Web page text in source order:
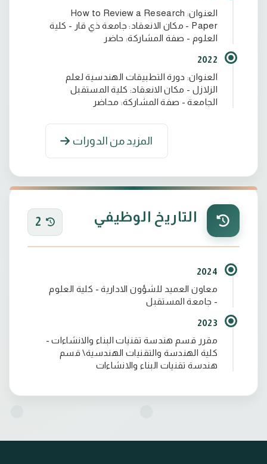
العنوان: How to Review a Research
Paper - مكان الانعقاد: جامعة ذي قار - كلية
العلوم - صفة المشاركة: حاضر
2022
العنوان: دورة التطبيقات الهندسية لعلم
الزلازل - مكان الانعقاد: كلية المستقبل
الجامعة - صفة المشاركة: محاضر
المزيد من الدورات
التاريخ الوظيفي 2
2024
معاون العميد للشؤون الادارية - كلية العلوم
- جامعة المستقبل
2023
مقرر قسم هندسة تقنيات البناء والانشاءات -
كلية الهندسة والتقنيات الهندسية\ قسم
هندسة تقنيات البناء والانشاءات